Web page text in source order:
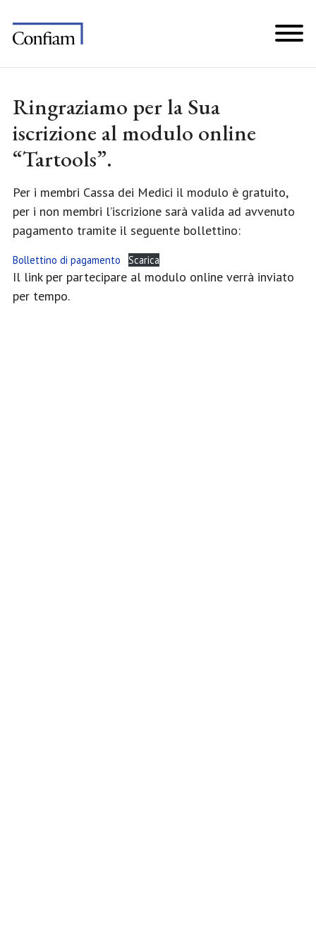
Ringraziamo per la Sua
iscrizione al modulo online
“Tartools”.
Per i membri Cassa dei Medici il modulo è gratuito,
per i non membri l’iscrizione sarà valida ad avvenuto
pagamento tramite il seguente bollettino:
Bollettino di pagamento Scarica
Il link per partecipare al modulo online verrà inviato
per tempo.